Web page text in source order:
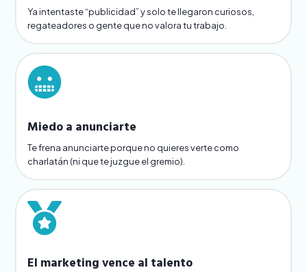
Ya intentaste “publicidad” y solo te llegaron curiosos,
regateadores o gente que no valora tu trabajo.
Miedo a anunciarte
Te frena anunciarte porque no quieres verte como
charlatán (ni que te juzgue el gremio).
El marketing vence al talento